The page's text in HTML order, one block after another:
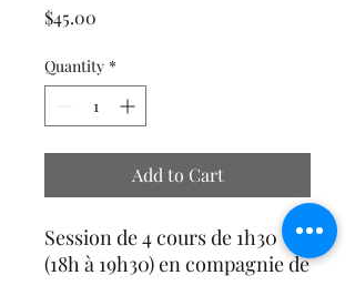
$45.00
Quantity *
Add to Cart
Session de 4 cours de 1h30
(18h à 19h30) en compagnie de